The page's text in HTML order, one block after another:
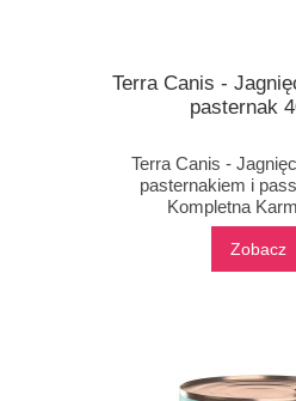
Terra Canis -
pasternak
Terra Canis -
pasternakiem i
Kompletna
Zobacz